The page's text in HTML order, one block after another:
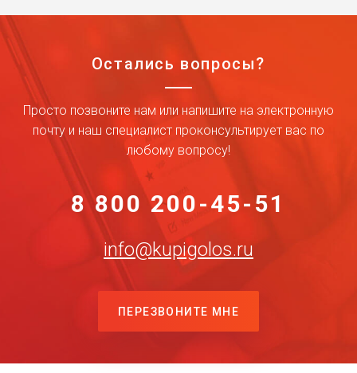
Остались вопросы?
Просто позвоните нам или напишите на электронную
почту и наш специалист проконсультирует вас по
любому вопросу!
8 800 200-45-51
info@kupigolos.ru
ПЕРЕЗВОНИТЕ МНЕ